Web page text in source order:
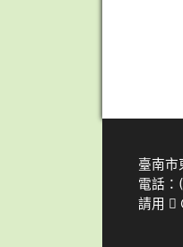
臺南市
電話
請用